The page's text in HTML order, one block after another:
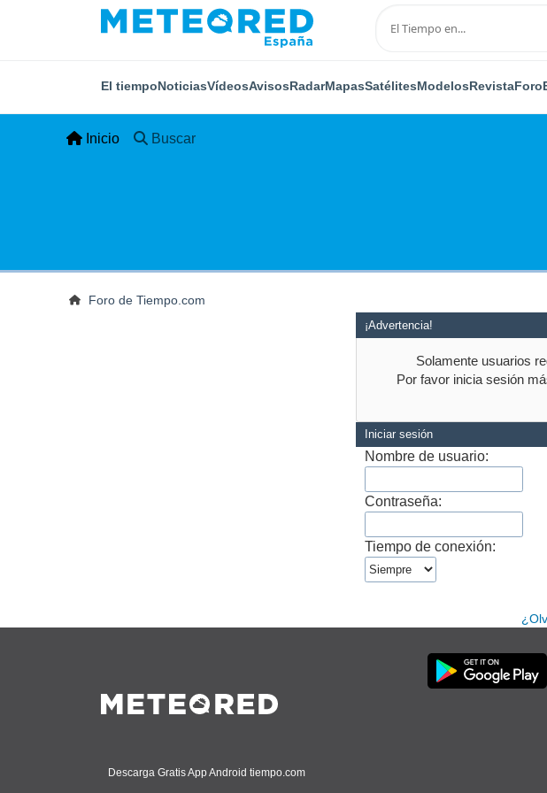
El tiempoNoticiasVídeosAvisosRadarMapasSatélitesModelosRevistaForo
Inicio Buscar
Foro de Tiempo.com
¡Advertencia!
Solamente usuarios
Por favor inicia sesión
Iniciar sesión
Nombre de usuario:
Contraseña:
Tiempo de conexión:
Descarga Gratis App Android tiempo.com